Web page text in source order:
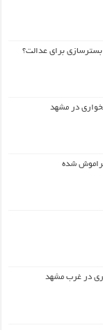
برای عدالت؟
در مشهد
فراموش شده
در غرب مشهد